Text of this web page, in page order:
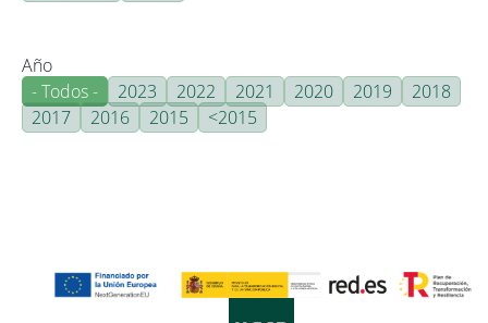
Año
- Todos -
2023 2022 2021 2020 2019
2018
2017
2016 2015 <2015